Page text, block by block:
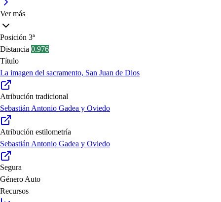
Ver más
Posición 3ª
Distancia 0.976
Título
La imagen del sacramento, San Juan de Dios
Atribución tradicional
Sebastián Antonio Gadea y Oviedo
Atribución estilometría
Sebastián Antonio Gadea y Oviedo
Segura
Género Auto
Recursos